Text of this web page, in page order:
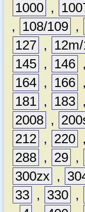
1000 ,
,
108/109 ,
127 ,
145 , 146 ,
164 , 166 ,
181 , 183 ,
2008 ,
212 , 220 ,
288 , 29 ,
300zx ,
33 , 330 ,